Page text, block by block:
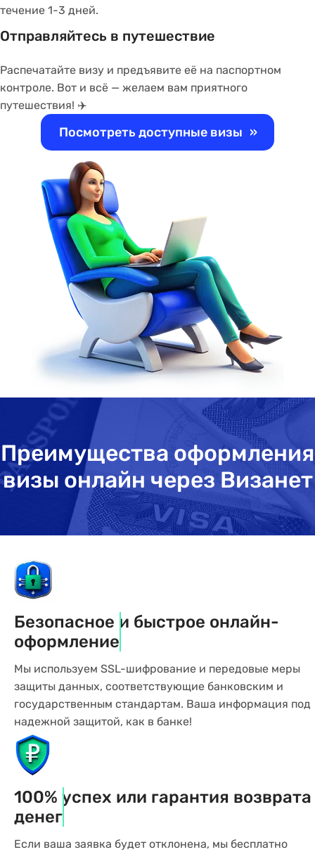
течение 1-3 дней.
Отправляйтесь в путешествие
Распечатайте визу и предъявите её на паспортном
контроле. Вот и всё — желаем вам приятного
путешествия! ✈️
Посмотреть доступные визы »
Преимущества оформления
визы онлайн через Визанет
Безопасное и быстрое онлайн-
оформление
Мы используем SSL-шифрование и передовые меры
защиты данных, соответствующие банковским и
государственным стандартам. Ваша информация под
надежной защитой, как в банке!
100% успех или гарантия возврата
денег
Если ваша заявка будет отклонена, мы бесплатно